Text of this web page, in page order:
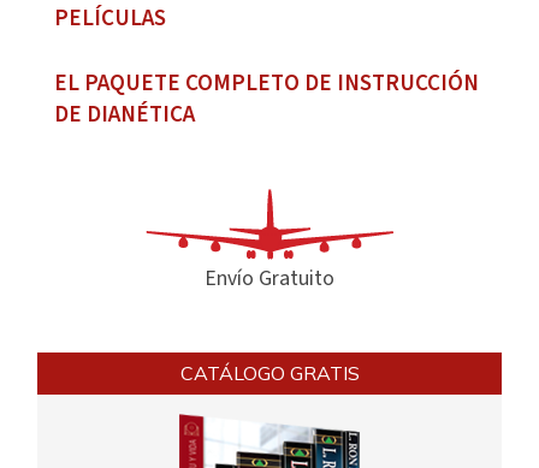
PELÍCULAS
EL PAQUETE COMPLETO DE INSTRUCCIÓN
DE DIANÉTICA
Envío Gratuito
CATÁLOGO GRATIS